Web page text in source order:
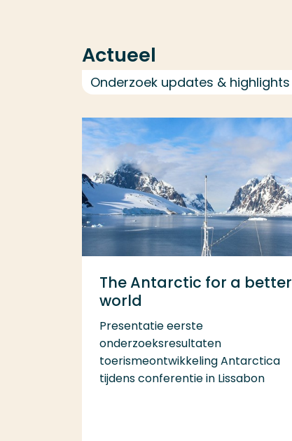
Actueel
Onderzoek updates & highlights
The Antarctic for a better
world
Presentatie eerste
onderzoeksresultaten
toerismeontwikkeling Antarctica
tijdens conferentie in Lissabon